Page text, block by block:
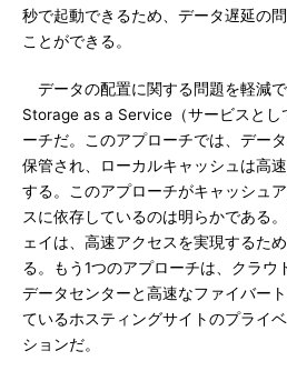
秒で起動できるため、データ遅延の
ことができる。
データの配置に関する問題を軽減で
Storage as a Service（サービスとし
ーチだ。このアプローチでは、デー
保管され、ローカルキャッシュは高
する。このアプローチがキャッシュ
スに依存しているのは明らかである
ェイは、高速アクセスを実現するた
る。もう1つのアプローチは、クラウ
データセンターと高速なファイバー
ているホスティングサイトのプライ
ションだ。